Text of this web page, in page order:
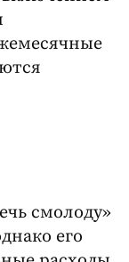
смолоду»
его